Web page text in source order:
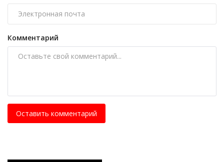
Комментарий
Оставить комментарий